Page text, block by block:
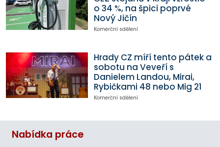
o 34 %, na špici poprvé
Nový Jičín
Komerční sdělení
Hrady CZ míří tento pátek a
sobotu na Veveří s
Danielem Landou, Mirai,
Rybičkami 48 nebo Mig 21
Komerční sdělení
Nabídka práce